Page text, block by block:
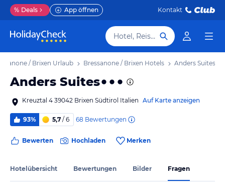
% Deals App öffnen Kontakt
Hotel, Reiseziel
/ Brixen Urlaub Bressanone / Brixen Hotels Anders Suites
Anders Suites
Kreuztal 4 39042 Brixen Südtirol Italien Auf Karte anzeigen
93% 5,7 / 6 68 Bewertungen
Bewerten Hochladen Merken
Hotelübersicht Bewertungen Bilder Fragen